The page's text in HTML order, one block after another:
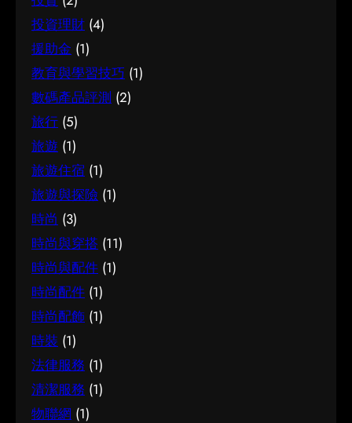
投資理財 (4)
援助金 (1)
教育與學習技巧 (1)
數碼產品評測 (2)
旅行 (5)
旅遊 (1)
旅遊住宿 (1)
旅遊與探險 (1)
時尚 (3)
時尚與穿搭 (11)
時尚與配件 (1)
時尚配件 (1)
時尚配飾 (1)
時裝 (1)
法律服務 (1)
清潔服務 (1)
物聯網 (1)